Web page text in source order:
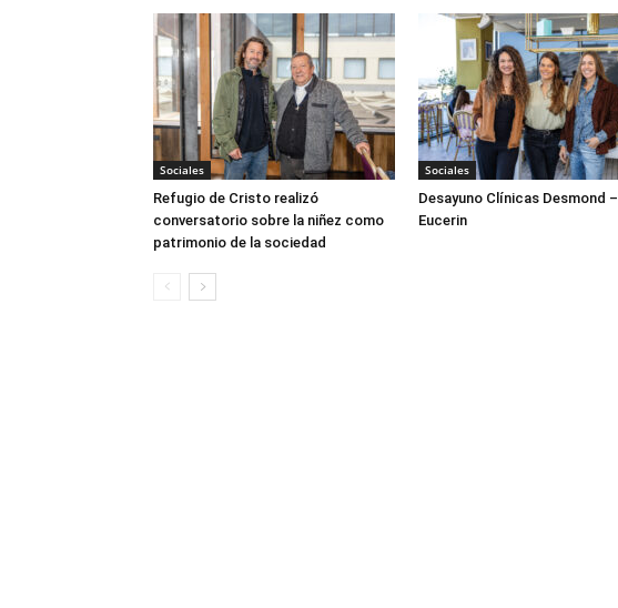
Sociales
Refugio de Cristo realizó
conversatorio sobre la niñez como
patrimonio de la sociedad
Sociales
Desayuno Clínicas Desmond –
Eucerin